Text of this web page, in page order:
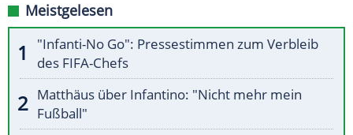
Meistgelesen
"Infanti-No Go": Pressestimmen zum Verbleib
des FIFA-Chefs
Matthäus über Infantino: "Nicht mehr mein
Fußball"